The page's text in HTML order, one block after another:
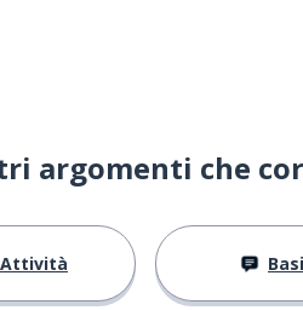
argomenti che
Attività Basi